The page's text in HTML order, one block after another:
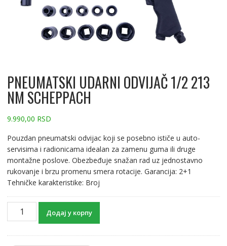
PNEUMATSKI UDARNI ODVIJAČ 1/2 213
NM SCHEPPACH
9.990,00 RSD
Pouzdan pneumatski odvijac koji se posebno ističe u auto-
servisima i radionicama idealan za zamenu guma ili druge
montažne poslove. Obezbeđuje snažan rad uz jednostavno
rukovanje i brzu promenu smera rotacije. Garancija: 2+1
Tehničke karakteristike: Broj
Додај у корпу